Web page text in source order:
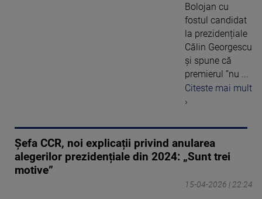
Bolojan cu
fostul candidat
la prezidențiale
Călin Georgescu
și spune că
premierul ”nu ...
Citeste mai mult
›
Șefa CCR, noi explicații privind anularea
alegerilor prezidențiale din 2024: „Sunt trei
motive”
15-04-2026 | 22:24